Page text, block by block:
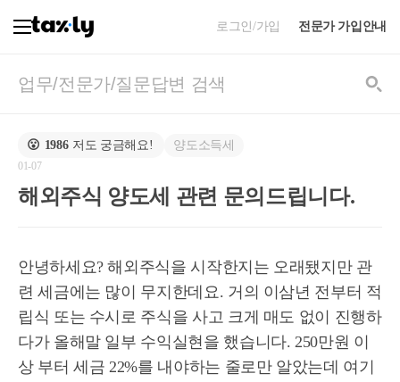
로그인/가입 전문가 가입안내
😮 1986 저도 궁금해요! 양도소득세
01-07
해외주식 양도세 관련 문의드립니다.
안녕하세요? 해외주식을 시작한지는 오래됐지만 관
련 세금에는 많이 무지한데요. 거의 이삼년 전부터 적
립식 또는 수시로 주식을 사고 크게 매도 없이 진행하
다가 올해말 일부 수익실현을 했습니다. 250만원 이
상 부터 세금 22%를 내야하는 줄로만 알았는데 여기